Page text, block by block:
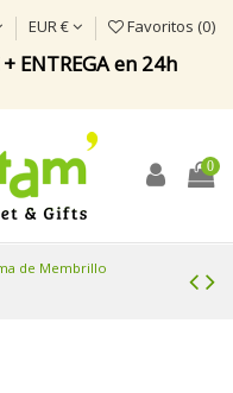
ENTREGA en 24h
EUR € Favoritos (0)
0
de Membrillo